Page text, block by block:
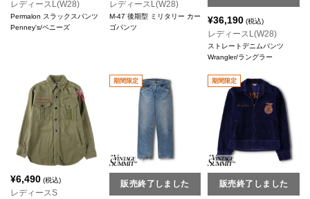
レディースL(W28)
Permalon スラックスパンツ
Penney's/ペニーズ
レディースL(W28)
M-47 後期型 ミリタリー カー
ゴパンツ
¥36,190 (税込)
レディースL(W28)
ストレートデニムパンツ
Wrangler/ラングラー
¥6,490 (税込)
レディースS
期間限定
販売終了しました
期間限定
販売終了しました